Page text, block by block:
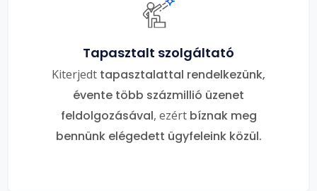
Tapasztalt szolgáltató
Kiterjedt tapasztalattal rendelkezünk,
évente több százmillió üzenet
feldolgozásával, ezért bíznak meg
bennünk elégedett ügyfeleink közül.